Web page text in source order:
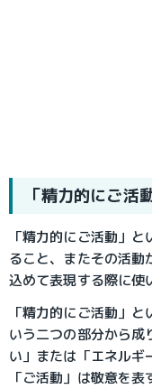
「精力的にご活
「精力的にご活動」
ること、またその活動
込めて表現する際に使
「精力的にご活動」
いう二つの部分から成
い」または「エネルギ
「ご活動」は敬意を